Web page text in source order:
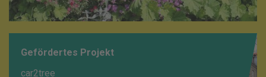
Gefördertes Projekt
car2tree